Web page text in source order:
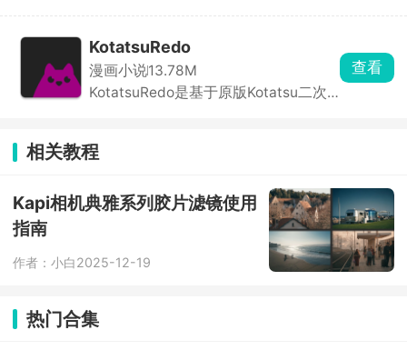
份、导入、删减，某一条线路崩了直接
换源就能恢复观看，适配性特别强。不
光是漫画，动画、轻小说、二次元音
乐、网盘磁力链接都能检索，一个软件
KotatsuRedo
漫画小说13.78M
KotatsuRedo是基于原版Kotatsu二次
韩漫国产条漫全都能搜，找不到资源还
能切换线路。喜欢的漫画可以批量下载
图源打不开的问题在这个改版里大多修
复了，是漫画党常备阅读器。
查看
相关教程
Kapi相机典雅系列胶片滤镜使用
指南
作者：小白2025-12-19
热门合集